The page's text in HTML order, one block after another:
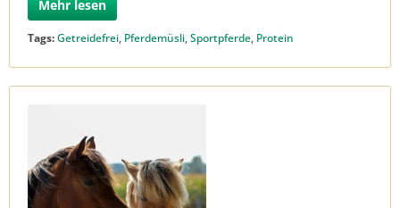
Mehr lesen
Tags:Getreidefrei, Pferdemüsli,Sportpferde, Protein